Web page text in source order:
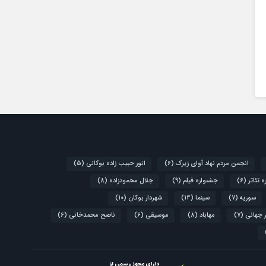
انجمن مردم نهاد آوای زیرک (6) انور حبیب زاده بوکانی (5)
تئاتر (6) جشنواره فیلم (9) جلال محمودزاده (8)
سوریه (7) سینما (14) شهردار بوکان (10)
جهانی (7) مهاباد (8) موسیقی (6) ناصح محمدخانی (6)